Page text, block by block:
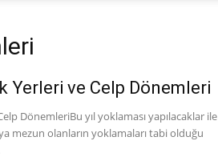
Yerleri ve Celp Dönemleri
DönemleriBu yıl yoklaması yapılacaklar ile
mezun olanların yoklamaları tabi olduğu